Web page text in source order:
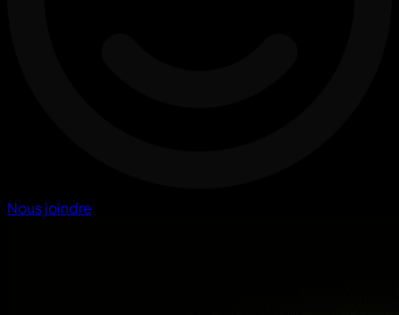
Nous joindre